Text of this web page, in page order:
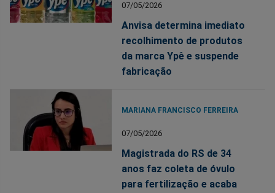
07/05/2026
Anvisa determina imediato
recolhimento de produtos
da marca Ypê e suspende
fabricação
MARIANA FRANCISCO FERREIRA
07/05/2026
Magistrada do RS de 34
anos faz coleta de óvulo
para fertilização e acaba